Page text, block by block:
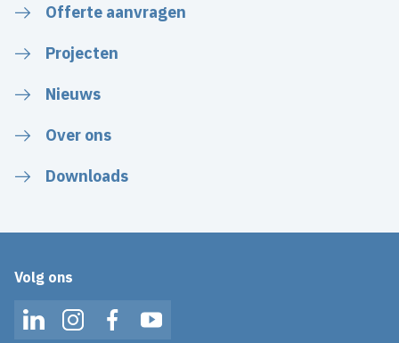
Offerte aanvragen
Projecten
Nieuws
Over ons
Downloads
Volg ons
LinkedInInstagramFacebookYouTube